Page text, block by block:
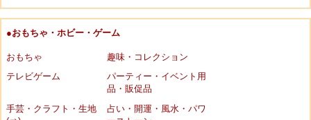
●おもちゃ・ホビー・ゲーム
おもちゃ
趣味・コレクション
テレビゲーム
パーティー・イベント用
品・販促品
手芸・クラフト・生地
占い・開運・風水・パワ